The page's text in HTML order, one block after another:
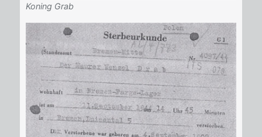
Koning Grab